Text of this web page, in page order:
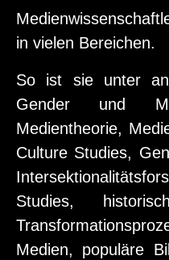
in vielen Bereichen.
So ist sie unter
Gender und
Medientheorie,
Culture Studies,
Studies,
Medien, populäre